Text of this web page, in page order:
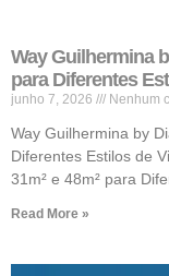
Way Guilhermina
para Diferentes
junho 7, 2026 Nenhum
Way Guilhermina by
Diferentes Estilos de
31m² e 48m² para
Read More »